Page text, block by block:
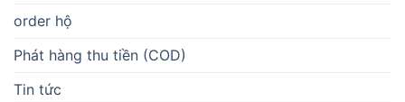
order hộ
Phát hàng thu tiền (COD)
Tin tức